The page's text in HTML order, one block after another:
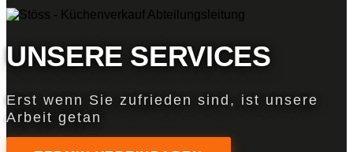
UNSERE SERVICES
Erst wenn Sie zufrieden sind, ist unsere
Arbeit getan